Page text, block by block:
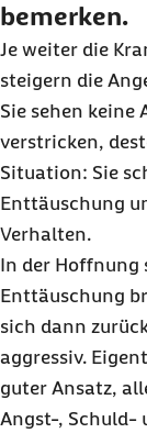
bemerken.
Je weiter die
steigern die
Sie sehen keine
verstricken,
Situation: Sie
Enttäuschung
Verhalten.
In der Hoffnung
Enttäuschung
sich dann
aggressiv.
guter Ansatz,
Angst-, Schuld-